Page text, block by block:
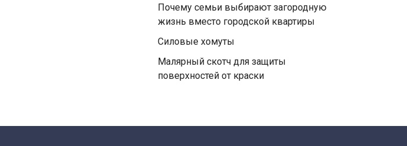
Почему семьи выбирают загородную
жизнь вместо городской квартиры
Силовые хомуты
Малярный скотч для защиты
поверхностей от краски